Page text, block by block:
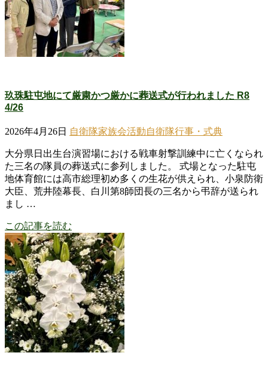
玖珠駐屯地にて厳粛かつ厳かに葬送式が行われました R8
4/26
2026年4月26日 自衛隊家族会活動自衛隊行事・式典
大分県日出生台演習場における戦車射撃訓練中に亡くなられ
た三名の隊員の葬送式に参列しました。 式場となった駐屯
地体育館には高市総理初め多くの生花が供えられ、小泉防衛
大臣、荒井陸幕長、白川第8師団長の三名から弔辞が送られ
まし …
この記事を読む